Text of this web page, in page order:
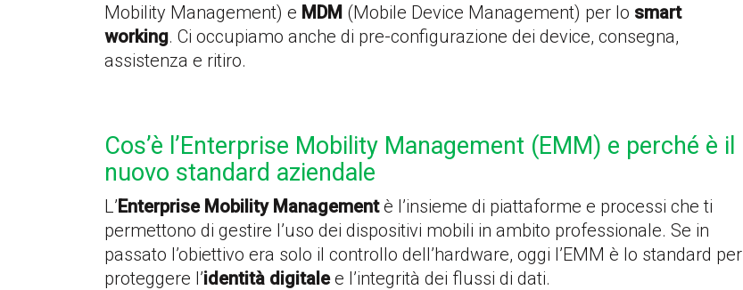
Mobility Management) e MDM (Mobile Device Management) per lo smart
working. Ci occupiamo anche di pre-configurazione dei device, consegna,
assistenza e ritiro.
Cos’è l’Enterprise Mobility Management (EMM) e perché è il
nuovo standard aziendale
L’Enterprise Mobility Managementè l’insieme di piattaforme e processi che ti
permettono di gestire l’uso dei dispositivi mobili in ambito professionale. Se in
passato l’obiettivo era solo il controllo dell’hardware, oggi l’EMM è lo standard per
proteggere l’identità digitalee l’integrità dei flussi di dati.